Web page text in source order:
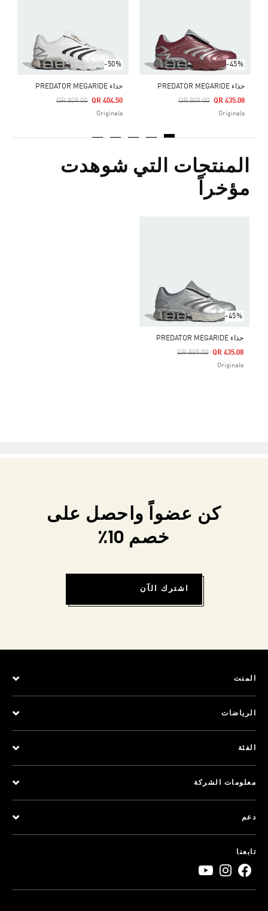
-45%
حذاء PREDATOR MEGARIDE
Price Reduced From
QR 809.00
To QR 435.08
Originals
-50%
حذاء PREDATOR MEGARIDE
Price Reduced From
QR 809.00
To QR 404.50
Originals
المنتجات التي شوهدت
مؤخراً
-45%
حذاء PREDATOR MEGARIDE
Price Reduced From
QR 809.00
To QR 435.08
Originals
كن عضواً واحصل على
خصم 10٪
اشترك الآن
المنت
الرياضات
الفئة
معلومات الشركة
دعم
تابعنا